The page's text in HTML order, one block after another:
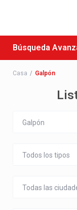
Búsqueda
Casa Galpón
Galpón
Todos los tipos
Todas las